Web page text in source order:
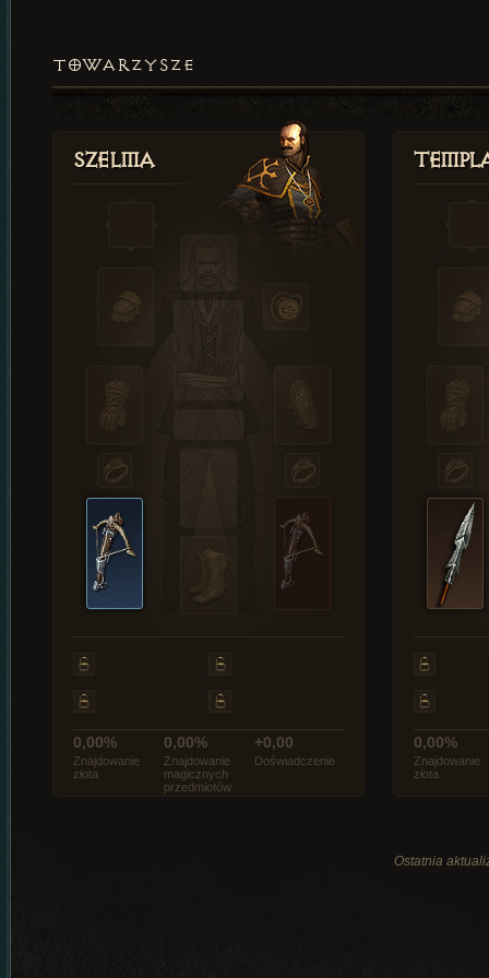
TOWARZYSZE
Szelma
0,00%
Znajdowanie
złota
0,00%
Znajdowanie
magicznych
przedmiotów
+0,00
Doświadczenie
0,00%
Znajdowanie
złota
Ostatnia